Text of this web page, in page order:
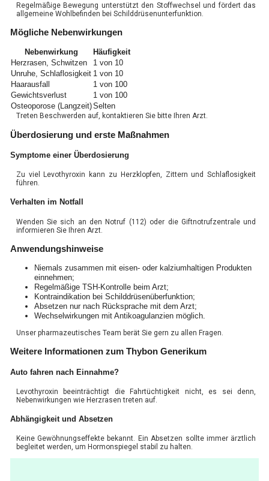
Regelmäßige Bewegung unterstützt den Stoffwechsel und fördert das
allgemeine Wohlbefinden bei Schilddrüsenunterfunktion.
Mögliche Nebenwirkungen
Nebenwirkung
Häufigkeit
Herzrasen, Schwitzen
1 von 10
Unruhe, Schlaflosigkeit 1 von 10
Haarausfall
1 von 100
Gewichtsverlust
1 von 100
Osteoporose (Langzeit)Selten
Treten Beschwerden auf, kontaktieren Sie bitte Ihren Arzt.
Überdosierung und erste Maßnahmen
Symptome einer Überdosierung
Zu viel Levothyroxin kann zu Herzklopfen, Zittern und Schlaflosigkeit
führen.
Verhalten im Notfall
Wenden Sie sich an den Notruf (112) oder die Giftnotrufzentrale und
informieren Sie Ihren Arzt.
Anwendungshinweise
Niemals zusammen mit eisen- oder kalziumhaltigen Produkten
einnehmen;
Regelmäßige TSH-Kontrolle beim Arzt;
Kontraindikation bei Schilddrüsenüberfunktion;
Absetzen nur nach Rücksprache mit dem Arzt;
Wechselwirkungen mit Antikoagulanzien möglich.
Unser pharmazeutisches Team berät Sie gern zu allen Fragen.
Weitere Informationen zum Thybon Generikum
Auto fahren nach Einnahme?
Levothyroxin beeinträchtigt die Fahrtüchtigkeit nicht, es sei denn,
Nebenwirkungen wie Herzrasen treten auf.
Abhängigkeit und Absetzen
Keine Gewöhnungseffekte bekannt. Ein Absetzen sollte immer ärztlich
begleitet werden, um Hormonspiegel stabil zu halten.